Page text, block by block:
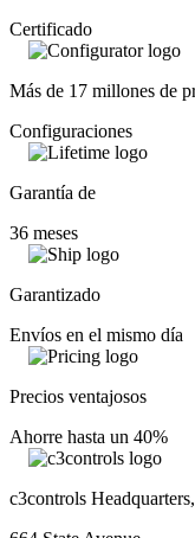
Certificado
Más de 17 millones de
Configuraciones
Garantía de
36 meses
Garantizado
Envíos en el mismo día
Precios ventajosos
Ahorre hasta un 40%
c3controls